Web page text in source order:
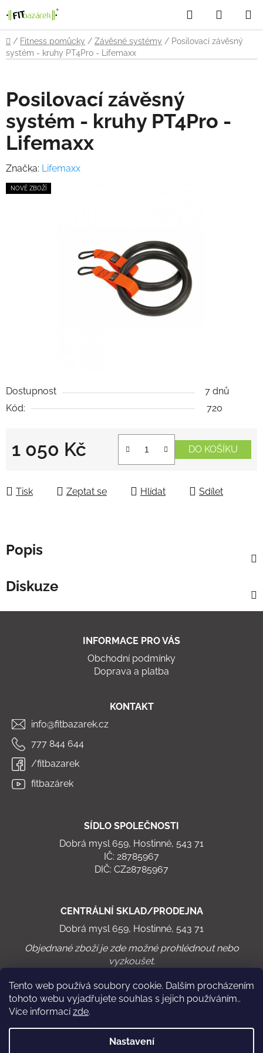
Tento web používá soubory cookie. Dalším procházením
tohoto webu vyjadřujete souhlas s jejich používáním..
Více informacízde.
Nastavení
na
obsah
Hledat
KOŠÍK
Domů
/ Fitness pomůcky / Závěsné systémy / Posilovací závěsný
systém - kruhy PT4Pro - Lifemaxx
Dostupnost
7 dnů
Kód:
720
1 050 Kč DO KOŠÍKU
Tisk Zeptat se Hlídat Sdílet
Posilovací závěsný
systém - kruhy PT4Pro -
Lifemaxx
Značka: Lifemaxx
NOVÉ ZBOŽÍ
Popis
Diskuze
INFORMACE PRO VÁS
Obchodní podmínky
Doprava a platba
KONTAKT
info@fitbazarek.cz
777 844 644
/fitbazarek
fitbazárek
SÍDLO SPOLEČNOSTI
Dobrá mysl 659, Hostinné, 543 71
IČ: 28785967
DIČ: CZ28785967
CENTRÁLNÍ SKLAD/PRODEJNA
Dobrá mysl 659, Hostinné, 543 71
Objednané zboží je zde možné prohlédnout nebo
vyzkoušet.